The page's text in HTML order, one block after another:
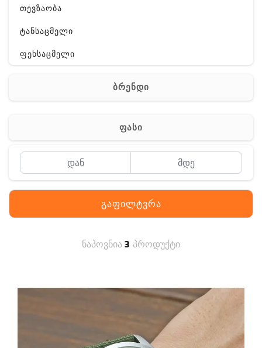
თევზაობა
ტანსაცმელი
ფეხსაცმელი
აქსესუარები
Off-Road
ბრენდი
ფასი
გაფილტვრა
ნაპოვნია3 პროდუქტი